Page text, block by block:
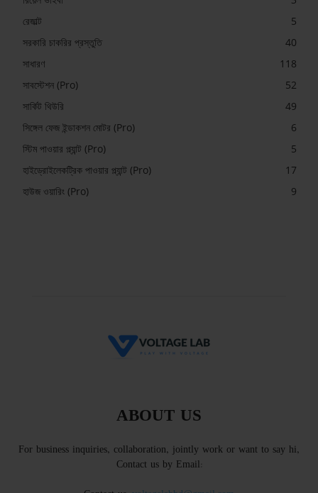
রেজাল্ট
5
সরকারি চাকরির প্রস্তুতি
40
সাধারণ
118
সাবস্টেশন (Pro)
52
সার্কিট থিউরি
49
সিঙ্গেল ফেজ ইন্ডাকশন মোটর (Pro)
6
স্টিম পাওয়ার প্ল্যান্ট (Pro)
5
হাইড্রোইলেকট্রিক পাওয়ার প্ল্যান্ট (Pro)
17
হাউজ ওয়ারিং (Pro)
9
ABOUT US
For business inquiries, collaboration, jointly work or want to say hi,
Contact us by Email: